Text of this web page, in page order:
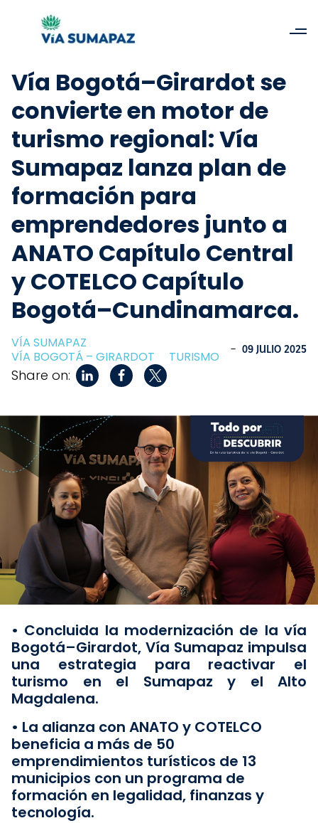
Vía Bogotá–Girardot se
convierte en motor de
turismo regional: Vía
Sumapaz lanza plan de
formación para
emprendedores junto a
ANATO Capítulo Central
y COTELCO Capítulo
Bogotá–Cundinamarca.
VÍA SUMAPAZ
VÍA BOGOTÁ – GIRARDOT
TURISMO - 09 JULIO 2025
Share on:
• Concluida la modernización de la vía
Bogotá–Girardot, Vía Sumapaz impulsa
una estrategia para reactivar el
turismo en el Sumapaz y el Alto
Magdalena.
• La alianza con ANATO y COTELCO
beneficia a más de 50
emprendimientos turísticos de 13
municipios con un programa de
formación en legalidad, finanzas y
tecnología.